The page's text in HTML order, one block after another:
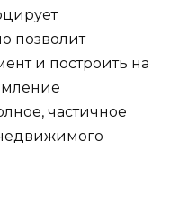
позволит
и построить на
частичное